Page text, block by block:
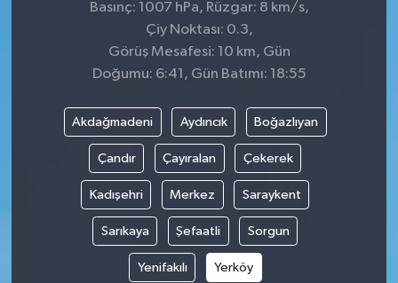
Basınç: 1007 hPa, Rüzgar: 8 km/s,
Çiy Noktası: 0.3,
Görüş Mesafesi: 10 km, Gün
Doğumu: 6:41, Gün Batımı: 18:55
Akdağmadeni Aydıncık Boğazlıyan
Çandır Çayıralan Çekerek
Kadışehri Merkez Saraykent
Sarıkaya Şefaatli Sorgun
Yenifakılı Yerköy